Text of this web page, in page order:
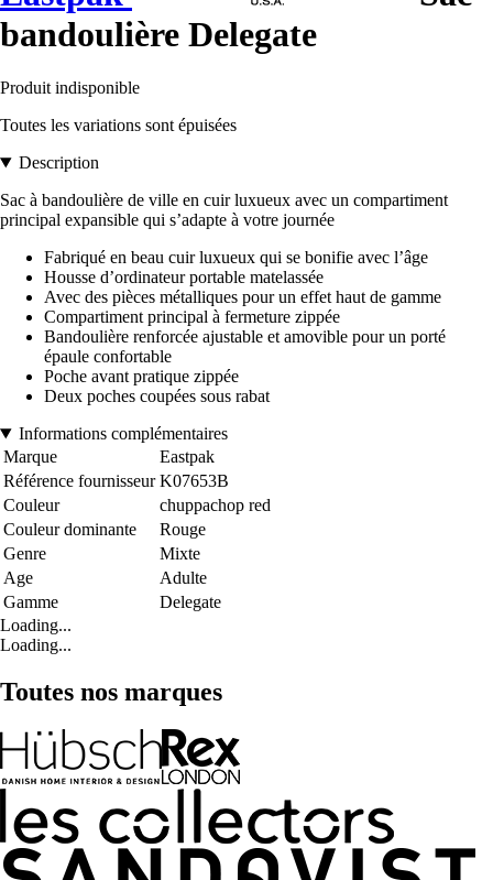
bandoulière Delegate
Produit indisponible
Toutes les variations sont épuisées
Description
Sac à bandoulière de ville en cuir luxueux avec un compartiment
principal expansible qui s’adapte à votre journée
Fabriqué en beau cuir luxueux qui se bonifie avec l’âge
Housse d’ordinateur portable matelassée
Avec des pièces métalliques pour un effet haut de gamme
Compartiment principal à fermeture zippée
Bandoulière renforcée ajustable et amovible pour un porté
épaule confortable
Poche avant pratique zippée
Deux poches coupées sous rabat
Informations complémentaires
Marque
Eastpak
Référence fournisseur K07653B
Couleur
chuppachop red
Couleur dominante
Rouge
Genre
Mixte
Age
Adulte
Gamme
Delegate
Loading...
Loading...
Toutes nos marques